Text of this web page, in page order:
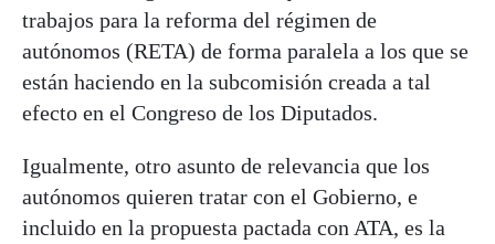
trabajos para la reforma del régimen de
autónomos (RETA) de forma paralela a los que se
están haciendo en la subcomisión creada a tal
efecto en el Congreso de los Diputados.
Igualmente, otro asunto de relevancia que los
autónomos quieren tratar con el Gobierno, e
incluido en la propuesta pactada con ATA, es la